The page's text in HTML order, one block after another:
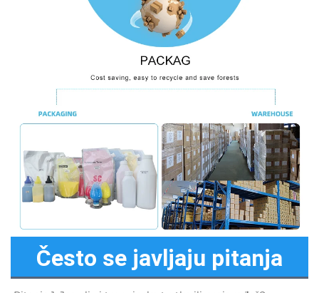
Često se javljaju pitanja